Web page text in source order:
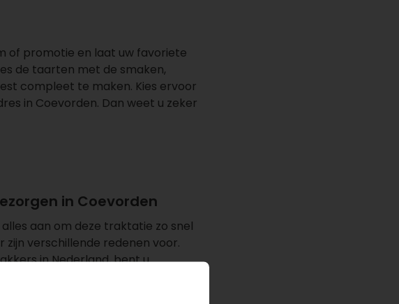
of promotie en laat uw favoriete
de taarten met de smaken,
compleet te maken. Kies ervoor
in Coevorden. Dan weet u zeker
in Coevorden
aan om deze traktatie zo snel
verschillende redenen voor.
in Nederland, bent u
onze lekkernijen kiest.